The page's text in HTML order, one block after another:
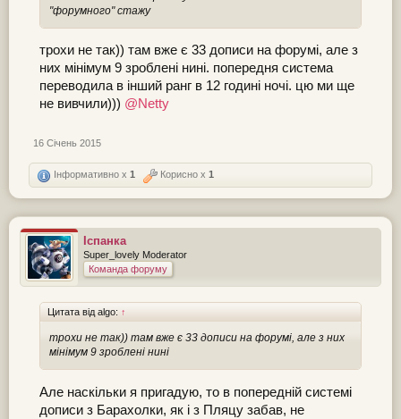
"форумного" стажу
трохи не так)) там вже є 33 дописи на форумі, але з
них мінімум 9 зроблені нині. попередня система
переводила в інший ранг в 12 годині ночі. цю ми ще
не вивчили))) @Netty
16 Січень 2015
Інформативно x 1 Корисно x 1
Іспанка
Super_lovely Moderator
Команда форуму
Цитата від algo: ↑
трохи не так)) там вже є 33 дописи на форумі, але з них
мінімум 9 зроблені нині
Але наскільки я пригадую, то в попередній системі
дописи з Барахолки, як і з Пляцу забав, не